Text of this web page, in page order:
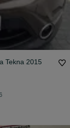
Tekna 2015